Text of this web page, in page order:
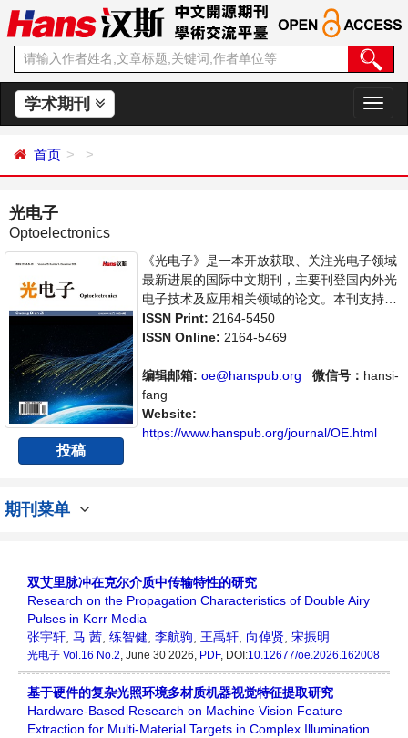
学术期刊
切
换
首页
光电子
Optoelectronics
投稿
《光电子》是一本开放获取、关注光电子领域
最新进展的国际中文期刊，主要刊登国内外光
电子技术及应用相关领域的论文。本刊支持思
想创新、学术创新，倡导科学，繁荣学术，集
学术性、思想性为一体，旨在给世界范围内的
和讨论光电子领域内不同方向问题与发展的交
流平台。
ISSN Print: 2164-5450
ISSN Online: 2164-5469
编辑邮箱: oe@hanspub.org 微信号： hansi-
fang
Website:
https://www.hanspub.org/journal/OE.html
期刊菜单
双艾里脉冲在克尔介质中传输特性的研究
Research on the Propagation Characteristics of Double Airy
Pulses in Kerr Media
张宇轩, 马 茜, 练智健, 李航驹, 王禹轩, 向倬贤, 宋振明
光电子 Vol.16 No.2, June 30 2026, PDF, DOI:10.12677/oe.2026.162008
基于硬件的复杂光照环境多材质机器视觉特征提取研究
Hardware-Based Research on Machine Vision Feature
Extraction for Multi-Material Targets in Complex Illumination